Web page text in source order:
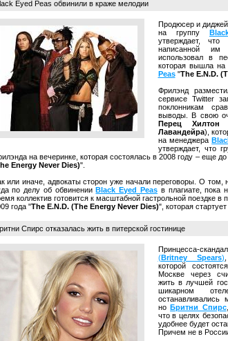
Eyed Peas обвинили в краже мелодии
Продюсер и диджей
на группу
утверждает, что
написанной им
использовал в
которая вышла
Peas"The E.N.D.
Фрилэнд
сервисе Twitter
поклонникам
выводы. В свою
Перец Хилтон
Лавандейра),
на менеджера
утверждает, что
на вечеринке, которая состоялась в 2008 году – еще
Energy Never Dies)".
или иначе, адвокаты сторон уже начали переговоры. О том,
по делу об обвиненииBlack Eyed Peas в плагиате, пока
коллектив готовится к масштабной гастрольной поездке
года "The E.N.D. (The Energy Never Dies)", которая
Спирс отказалась жить в питерской гостинице
Принцесса-
(Britney Spears)
которой
Москве через
жить в лучшей
шикарном
останавливались
ноБритни Спирс
что в целях
удобнее будет
Причем не в